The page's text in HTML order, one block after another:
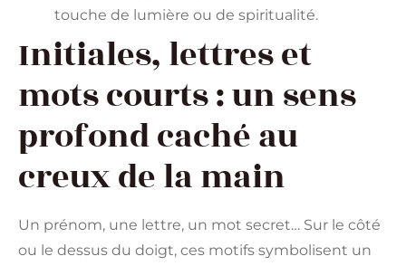
touche de lumière ou de spiritualité.
Initiales, lettres et
mots courts : un sens
profond caché au
creux de la main
Un prénom, une lettre, un mot secret… Sur le côté
ou le dessus du doigt, ces motifs symbolisent un